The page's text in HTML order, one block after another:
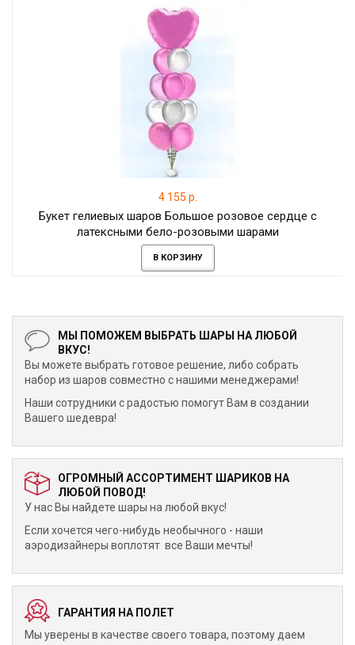
4 155 р.
Букет гелиевых шаров Большое розовое сердце с
латексными бело-розовыми шарами
В КОРЗИНУ
МЫ ПОМОЖЕМ ВЫБРАТЬ ШАРЫ НА ЛЮБОЙ
ВКУС!
Вы можете выбрать готовое решение, либо собрать
набор из шаров совместно с нашими менеджерами!
Наши сотрудники с радостью помогут Вам в создании
Вашего шедевра!
ОГРОМНЫЙ АССОРТИМЕНТ ШАРИКОВ НА
ЛЮБОЙ ПОВОД!
У нас Вы найдете шары на любой вкус!
Если хочется чего-нибудь необычного - наши
аэродизайнеры воплотят все Ваши мечты!
ГАРАНТИЯ НА ПОЛЕТ
Мы уверены в качестве своего товара, поэтому даем